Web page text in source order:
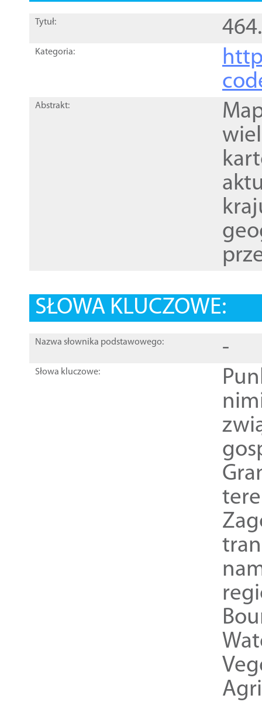
Tytuł:
Kategoria:
Abstrakt:
SŁOWA KLUCZOWE:
Nazwa słownika podstawowego: -
Słowa kluczowe: